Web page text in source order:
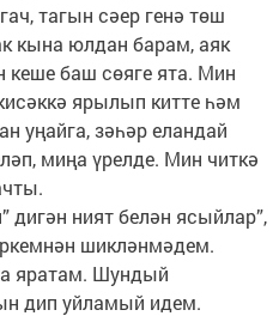
тагын сәер генә төш
кына юлдан барам, аяк
кеше баш сөяге ята. Мин
ярылып китте һәм
уңайга, зәһәр еландай
миңа үрелде. Мин читкә
дигән ният белән ясыйлар”,
шикләнмәдем.
яратам. Шундый
дип уйламый идем.